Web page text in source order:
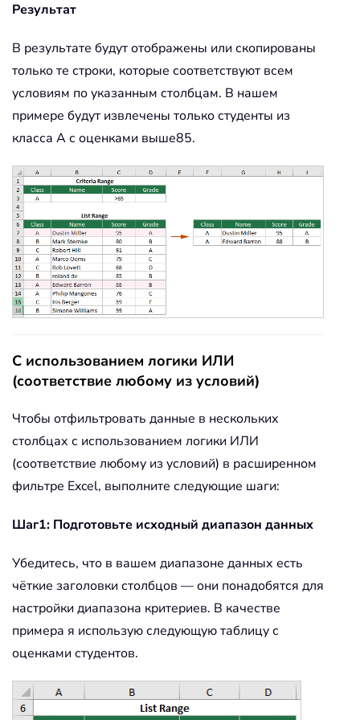
Результат
В результате будут отображены или скопированы
только те строки, которые соответствуют всем
условиям по указанным столбцам. В нашем
примере будут извлечены только студенты из
класса А с оценками выше85.
С использованием логики ИЛИ
(соответствие любому из условий)
Чтобы отфильтровать данные в нескольких
столбцах с использованием логики ИЛИ
(соответствие любому из условий) в расширенном
фильтре Excel, выполните следующие шаги:
Шаг1: Подготовьте исходный диапазон данных
Убедитесь, что в вашем диапазоне данных есть
чёткие заголовки столбцов — они понадобятся для
настройки диапазона критериев. В качестве
примера я использую следующую таблицу с
оценками студентов.